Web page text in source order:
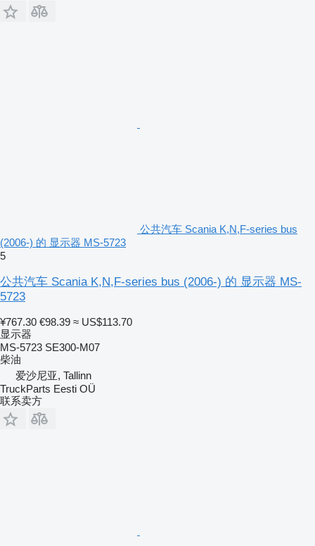
公共汽车 Scania K,N,F-series bus
(2006-) 的 显示器 MS-5723
5
公共汽车 Scania K,N,F-series bus (2006-) 的 显示器 MS-
5723
¥767.30 €98.39 ≈ US$113.70
显示器
MS-5723 SE300-M07
柴油
爱沙尼亚, Tallinn
TruckParts Eesti OÜ
联系卖方